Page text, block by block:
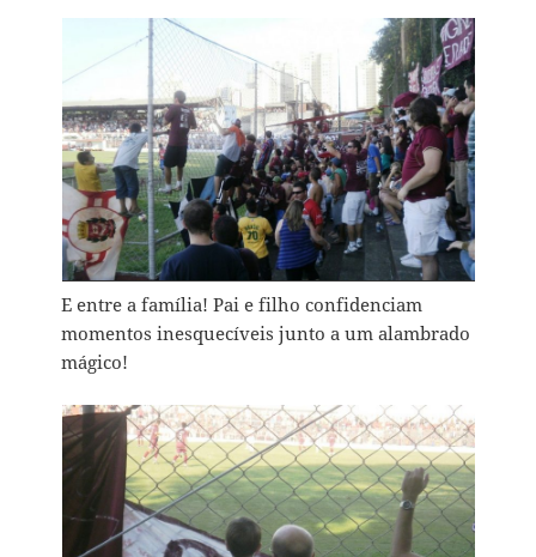
E entre a família! Pai e filho confidenciam
momentos inesquecíveis junto a um alambrado
mágico!